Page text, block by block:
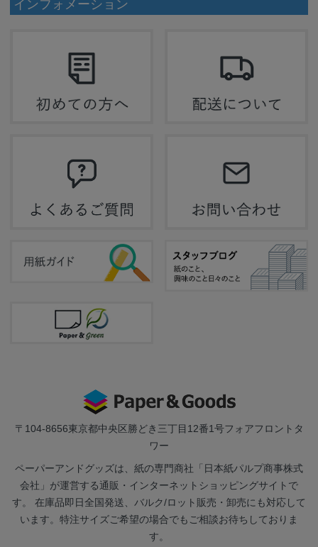
インフォメーション
〒104-8656東京都中央区勝どき三丁目12番1号フォアフロントタ
ワー
ペーパーアンドグッズは、紙の専門商社「日本紙パルプ商事株式
会社」が運営する通販・インターネットショッピングサイトで
す。 在庫品即日全国発送、バルク/ロット販売・卸売にも対応して
います。特注サイズご希望の場合でもご相談お待ちしておりま
す。